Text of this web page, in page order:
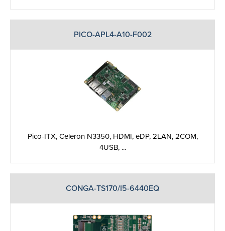
PICO-APL4-A10-F002
Pico-ITX, Celeron N3350, HDMI, eDP, 2LAN, 2COM,
4USB, ...
CONGA-TS170/I5-6440EQ